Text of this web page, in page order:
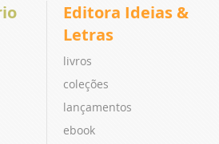
Editora Ideias &
Letras
livros
coleções
lançamentos
ebook